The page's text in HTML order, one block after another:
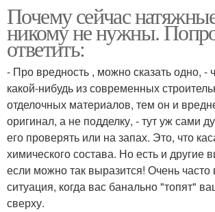
Почему сейчас
никому не нужны.
ответить:
- Про вредность , можно сказать одно,
какой-нибудь из современных
отделочных материалов, тем он и
оригинал, а не подделку, - тут уж сами
его проверять или на запах. Это, что
химического состава. Но есть и другие
если можно так выразится! Очень часто
ситуация, когда вас банально "топят"
сверху.